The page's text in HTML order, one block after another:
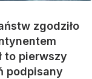
zgodziło
to pierwszy
podpisany